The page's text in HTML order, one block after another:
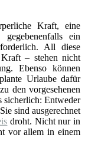
Kraft, eine
ein
All diese
– stehen nicht
Ebenso können
Urlaube dafür
den vorgesehenen
sicherlich: Entweder
sind ausgerechnet
droht. Nicht nur in
vor allem in einem